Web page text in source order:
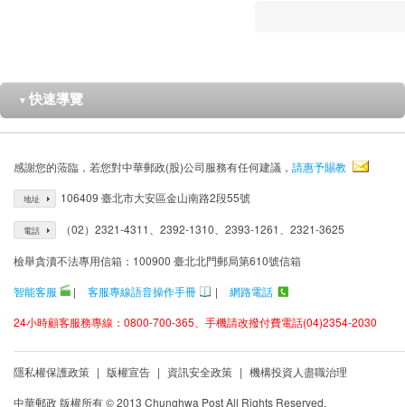
▼ 快速導覽
感謝您的蒞臨，若您對中華郵政(股)公司服務有任何建議， 請惠予賜教
地址 106409 臺北市大安區金山南路2段55號
電話 （02）2321-4311、2392-1310、2393-1261、2321-3625
檢舉貪瀆不法專用信箱：100900 臺北北門郵局第610號信箱
智能客服
| 客服專線語音操作手冊 |
網路電話
24小時顧客服務專線：0800-700-365、手機請改撥付費電話(04)2354-2030
隱私權保護政策 | 版權宣告 | 資訊安全政策 | 機構投資人盡職治理
中華郵政 版權所有 © 2013 Chunghwa Post All Rights Reserved.